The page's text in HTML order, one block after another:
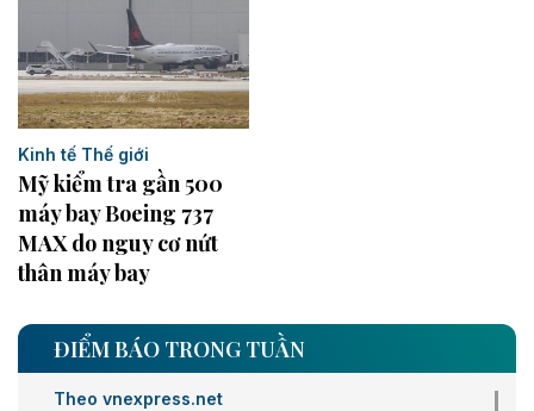
Kinh tế Thế giới
Mỹ kiểm tra gần 500
máy bay Boeing 737
MAX do nguy cơ nứt
thân máy bay
ĐIỂM BÁO TRONG TUẦN
Theo vnexpress.net